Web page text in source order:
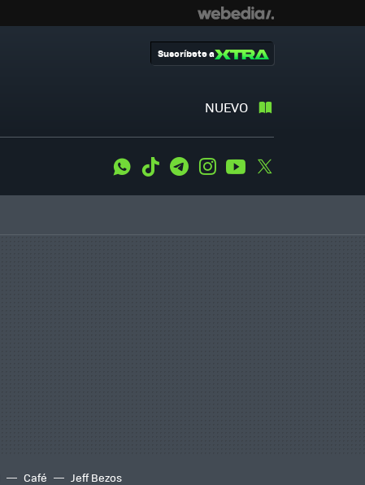
NUEVO
Suscríbete a
WhatsApp
Tiktok TelegramInstagramYoutube
Café Jeff Bezos